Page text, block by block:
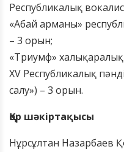
Республикалық
«Абай арманы»
– 3 орын;
«Триумф»
XV Республикалық
салу») – 3 орын.
Қор шәкіртақысы
Нұрсұлтан Назарбаев